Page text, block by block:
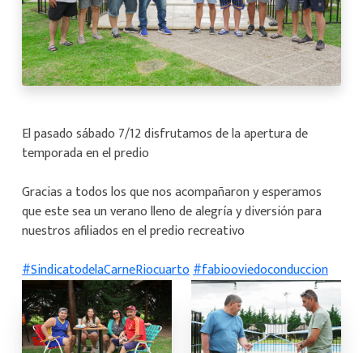
El pasado sábado 7/12 disfrutamos de la apertura de
temporada en el predio
Gracias a todos los que nos acompañaron y esperamos
que este sea un verano lleno de alegría y diversión para
nuestros afiliados en el predio recreativo
#SindicatodelaCarneRiocuarto#fabiooviedoconduccion